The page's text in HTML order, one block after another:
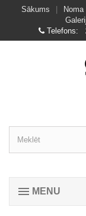
Sākums Noma
Telefons:
MENU